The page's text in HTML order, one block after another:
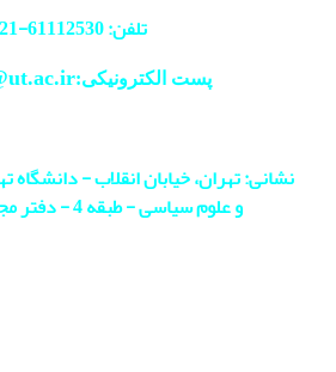
تلفن: 61112530-
پست الکترونیکی:lawmag
نشانی: تهران، خیابان انقلاب -
و علوم سیاسی - طبقه 4 - دفتر مجله - اتاق 413